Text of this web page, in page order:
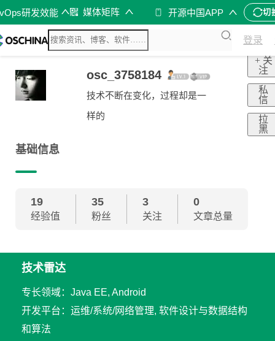
研发效能 媒体矩阵 开源中国APP 切
登录
osc_3758184
技术不断在变化，过程却是一
样的
+ 关
注
私
信
拉
黑
基础信息
19
经验值
35
粉丝
3
关注
0
文章总量
技术雷达
专长领域：Java EE, Android
开发平台：运维/系统/网络管理, 软件设计与数据结构
和算法